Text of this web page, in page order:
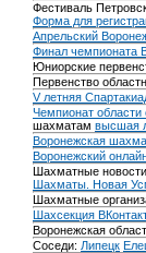
Фестиваль
Форма для
Апрельский
Финал чемпионата
Юниорские
Первенство
V летняя
Чемпионат
шахматам высшая
Воронежская
Воронежский
Шахматные
Шахматы. Новая
Шахматные
Шахсекция
Воронежская
Соседи: Липецк